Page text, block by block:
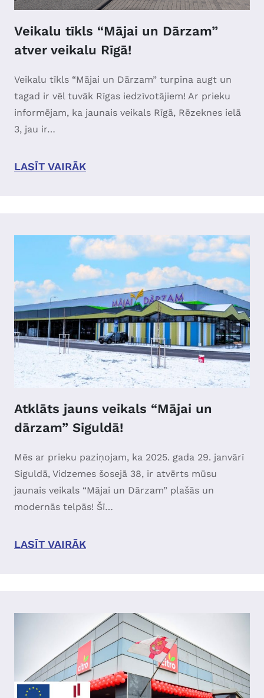
Veikalu tīkls “Mājai un Dārzam”
atver veikalu Rīgā!
Veikalu tīkls “Mājai un Dārzam” turpina augt un
tagad ir vēl tuvāk Rīgas iedzīvotājiem! Ar prieku
informējam, ka jaunais veikals Rīgā, Rēzeknes ielā
3, jau ir…
LASĪT VAIRĀK
Atklāts jauns veikals “Mājai un
dārzam” Siguldā!
Mēs ar prieku paziņojam, ka 2025. gada 29. janvārī
Siguldā, Vidzemes šosejā 38, ir atvērts mūsu
jaunais veikals “Mājai un Dārzam” plašās un
modernās telpās! Šī…
LASĪT VAIRĀK